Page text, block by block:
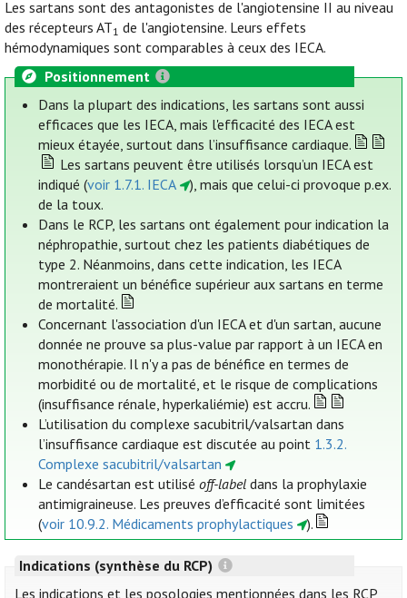
Les sartans sont des antagonistes de l'angiotensine II au niveau
des récepteurs AT1 de l'angiotensine. Leurs effets
hémodynamiques sont comparables à ceux des IECA.
Positionnement
Dans la plupart des indications, les sartans sont aussi
efficaces que les IECA, mais l'efficacité des IECA est
mieux étayée, surtout dans l’insuffisance cardiaque.
Les sartans peuvent être utilisés lorsqu’un IECA est
indiqué (voir 1.7.1. IECA
), mais que celui-ci provoque p.ex.
de la toux.
Dans le RCP, les sartans ont également pour indication la
néphropathie, surtout chez les patients diabétiques de
type 2. Néanmoins, dans cette indication, les IECA
montreraient un bénéfice supérieur aux sartans en terme
de mortalité.
Concernant l'association d'un IECA et d'un sartan, aucune
donnée ne prouve sa plus-value par rapport à un IECA en
monothérapie. Il n'y a pas de bénéfice en termes de
morbidité ou de mortalité, et le risque de complications
(insuffisance rénale, hyperkaliémie) est accru.
L’utilisation du complexe sacubitril/valsartan dans
l’insuffisance cardiaque est discutée au point 1.3.2.
Complexe sacubitril/valsartan
Le candésartan est utiliséoff-label dans la prophylaxie
antimigraineuse. Les preuves d’efficacité sont limitées
(voir 10.9.2. Médicaments prophylactiques ).
Indications (synthèse du RCP)
Les indications et les posologies mentionnées dans les RCP